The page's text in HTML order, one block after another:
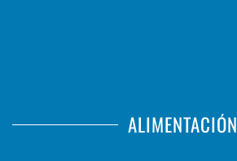
ALIMENTACIÓN